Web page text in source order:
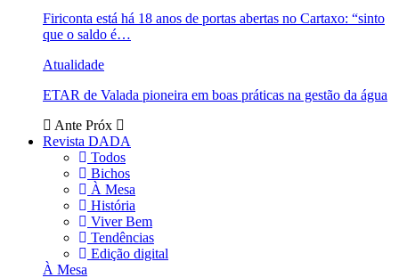
Firiconta está há 18 anos de portas abertas no Cartaxo: “sinto
que o saldo é…
Atualidade
ETAR de Valada pioneira em boas práticas na gestão da água
Ante Próx
Revista DADA
Todos
Bichos
À Mesa
História
Viver Bem
Tendências
Edição digital
À Mesa